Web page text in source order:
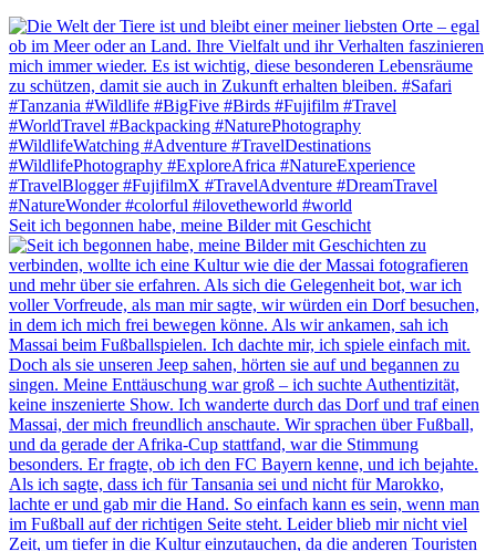
Seit ich begonnen habe, meine Bilder mit Geschicht